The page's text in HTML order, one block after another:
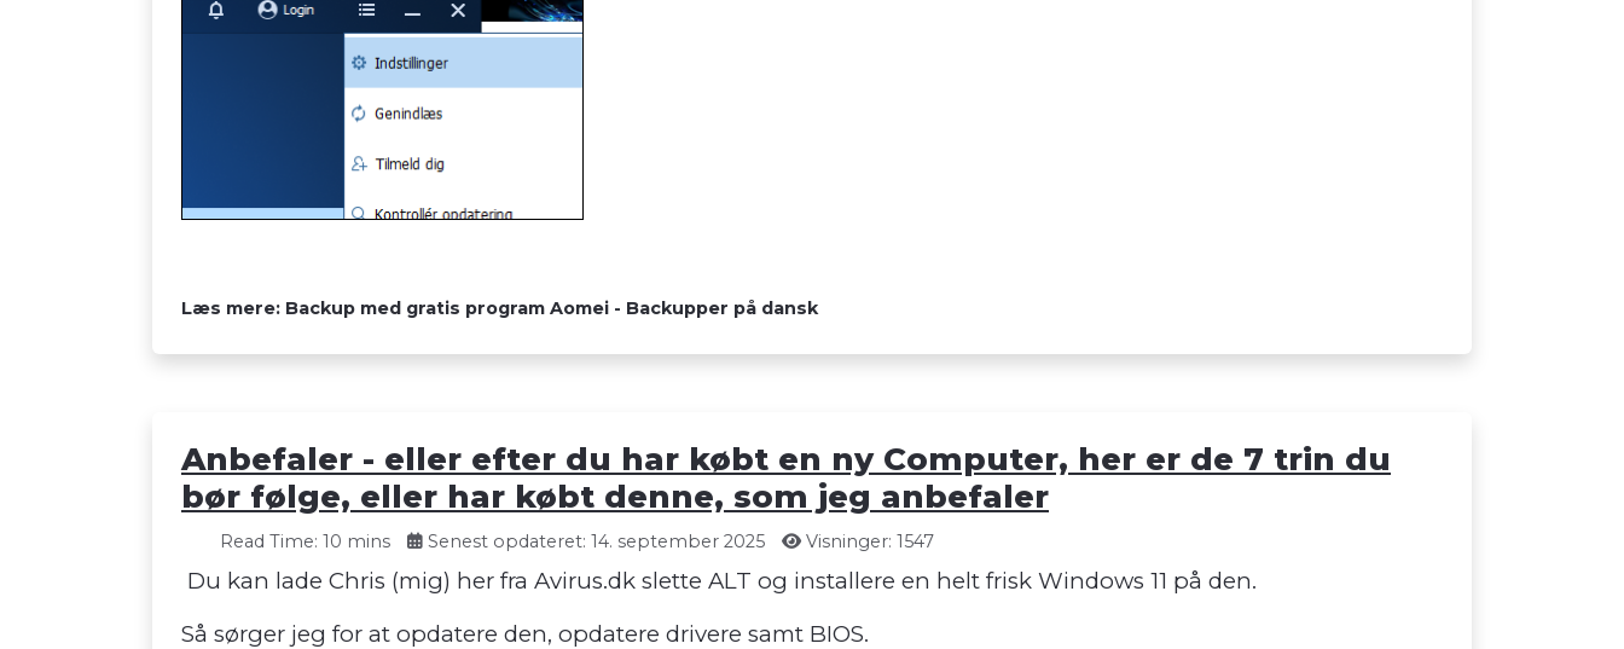
Læs mere: Backup med gratis program Aomei - Backupper på dansk
Anbefaler - eller efter du har købt en ny Computer, her er de 7 trin du
bør følge, eller har købt denne, som jeg anbefaler
Read Time: 10 mins Senest opdateret: 14. september 2025 Visninger: 1547
Du kan lade Chris (mig) her fra Avirus.dk slette ALT og installere en helt frisk Windows 11 på den.
Så sørger jeg for at opdatere den, opdatere drivere samt BIOS.